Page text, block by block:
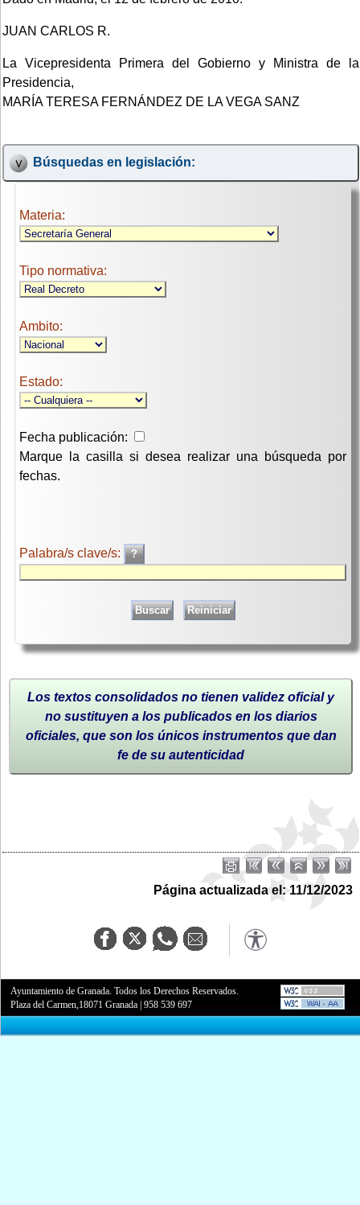
JUAN CARLOS R.
La Vicepresidenta Primera del Gobierno y Ministra de la
Presidencia,
MARÍA TERESA FERNÁNDEZ DE LA VEGA SANZ
Búsquedas en legislación:
Materia:
Tipo normativa:
Ambito:
Estado:
Fecha publicación:
Marque la casilla si desea realizar una búsqueda por
fechas.
Palabra/s clave/s:
Los textos consolidados no tienen validez oficial y
no sustituyen a los publicados en los diarios
oficiales, que son los únicos instrumentos que dan
fe de su autenticidad
Página actualizada el: 11/12/2023
Ayuntamiento de Granada. Todos los Derechos Reservados.
Plaza del Carmen,18071 Granada |958 539 697